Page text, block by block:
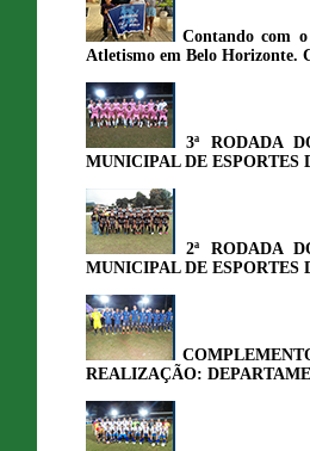
Contando com
Atletismo em Belo Horizonte.
3ª RODADA
MUNICIPAL DE ESPORTES
2ª RODADA
MUNICIPAL DE ESPORTES
REALIZAÇÃO: